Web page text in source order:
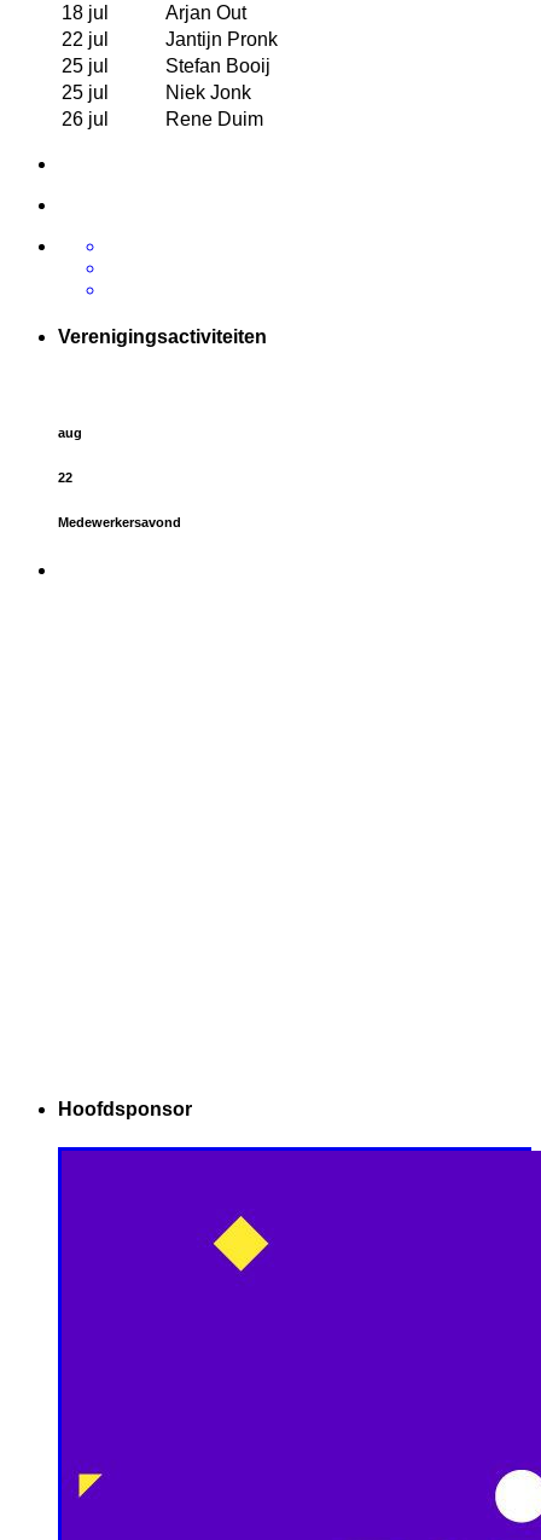
18 jul
Arjan Out
22 jul
Jantijn Pronk
25 jul
Stefan Booij
25 jul
Niek Jonk
26 jul
Rene Duim
Verenigingsactiviteiten
aug
22
Medewerkersavond
Hoofdsponsor